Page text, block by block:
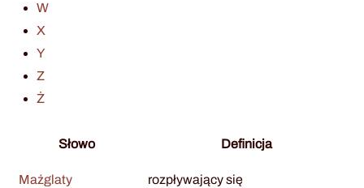
W
X
Y
Z
Ż
Słowo Definicja
Maźglaty rozpływający się